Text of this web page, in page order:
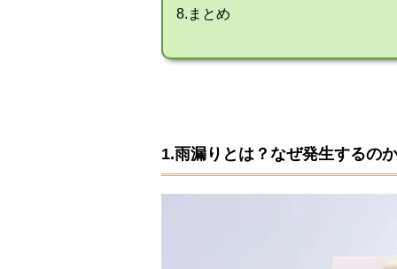
8.まとめ
1.雨漏りとは？なぜ発生するのか